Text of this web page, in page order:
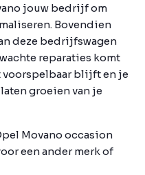
jouw bedrijf om
Bovendien
deze bedrijfswagen
reparaties komt
voorspelbaar blijft en je
groeien van je
Movano occasion
een ander merk of